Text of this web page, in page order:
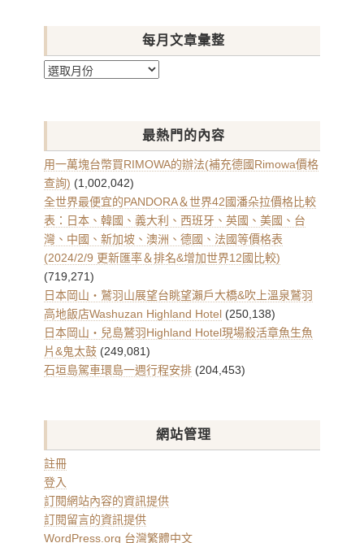
每月文章彙整
每
章
整
最熱門的內容
用一萬塊台幣買RIMOWA的辦法(補充德國Rimowa價格
查詢) (1,002,042)
全世界最便宜的PANDORA＆世界42國潘朵拉價格比較
表：日本、韓國、義大利、西班牙、英國、美國、台
灣、中國、新加坡、澳洲、德國、法國等價格表
(2024/2/9 更新匯率＆排名&增加世界12國比較)
(719,271)
日本岡山・鷲羽山展望台眺望瀨戶大橋&吹上溫泉鷲羽
高地飯店Washuzan Highland Hotel (250,138)
日本岡山・兒島鷲羽Highland Hotel現場殺活章魚生魚
片&鬼太鼓 (249,081)
石垣島駕車環島一週行程安排 (204,453)
網站管理
註冊
登入
訂閱網站內容的資訊提供
訂閱留言的資訊提供
WordPress.org 台灣繁體中文